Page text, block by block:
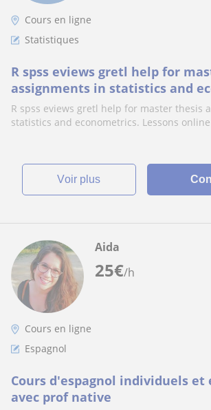
Cours en ligne
Statistiques
R spss eviews gretl help for
assignments in statistics and
R spss eviews gretl help for master thesis
statistics and econometrics. Lessons
voir plus
25€/h
Aida
Cours en ligne
Espagnol
Cours d'espagnol individuels et
avec prof native